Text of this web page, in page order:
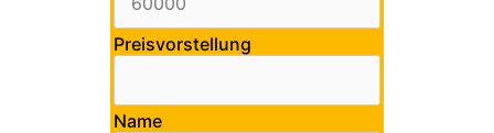
Preisvorstellung
Name